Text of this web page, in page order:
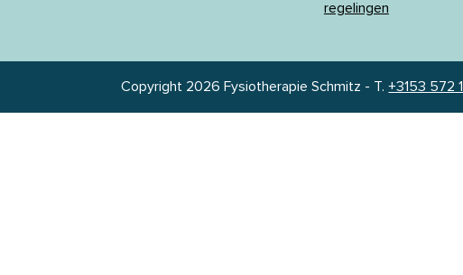
regelingen
Copyright 2026 Fysiotherapie Schmitz - T.+3153 572